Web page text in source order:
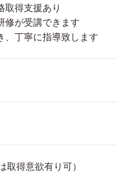
得支援あり
修が受講できます
丁寧に指導致します
取得意欲有り可）